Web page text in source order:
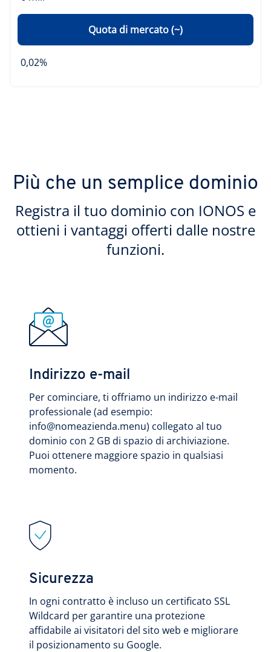
Quota di mercato (~)
0,02%
Più che un semplice dominio
Registra il tuo dominio con IONOS e
ottieni i vantaggi offerti dalle nostre
funzioni.
Indirizzo e-mail
Per cominciare, ti offriamo un indirizzo e-mail
professionale (ad esempio:
info@nomeazienda.menu) collegato al tuo
dominio con 2 GB di spazio di archiviazione.
Puoi ottenere maggiore spazio in qualsiasi
momento.
Sicurezza
In ogni contratto è incluso un certificato SSL
Wildcard per garantire una protezione
affidabile ai visitatori del sito web e migliorare
il posizionamento su Google.